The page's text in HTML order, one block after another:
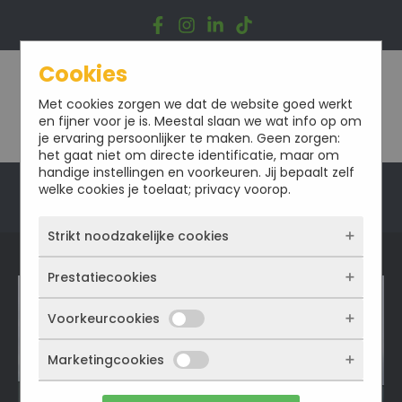
Offerte
Cookies
Met cookies zorgen we dat de website goed werkt
en fijner voor je is. Meestal slaan we wat info op om
je ervaring persoonlijker te maken. Geen zorgen:
het gaat niet om directe identificatie, maar om
handige instellingen en voorkeuren. Jij bepaalt zelf
welke cookies je toelaat; privacy voorop.
Strikt noodzakelijke cookies
Deze cookies zorgen ervoor dat de website
überhaupt werkt. Ze zijn dus altijd actief en
kunnen niet worden uitgezet. Meestal worden
ze alleen geplaatst als jij iets doet, zoals
inloggen, een formulier invullen of je
privacyvoorkeuren opslaan. Je kunt je browser
zo instellen dat hij deze cookies blokkeert of je
Prestatiecookies
Met deze cookies zien we hoe vaak onze site
bezocht wordt, waar bezoekers vandaan
komen en welke pagina’s populair zijn. Zo
kunnen we de website blijven verbeteren.
Alles wat we meten is anoniem, we weten dus
Voorkeurcookies
Deze cookies onthouden jouw voorkeuren.
Bijvoorbeeld taalkeuze of ingevulde gegevens.
Marketingcookies